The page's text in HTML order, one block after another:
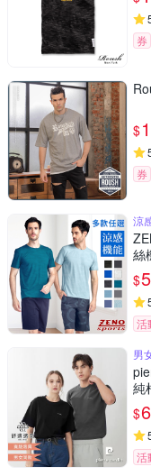
券
$
券
涼
絲
$
活
男
純
$
活